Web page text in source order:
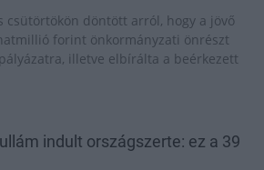
csütörtökön döntött arról, hogy a jövő
forint önkormányzati önrészt
illetve elbírálta a beérkezett
indult országszerte: ez a 39